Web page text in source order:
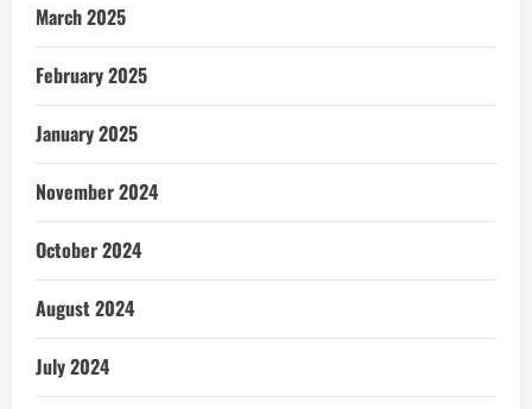
March 2025
February 2025
January 2025
November 2024
October 2024
August 2024
July 2024